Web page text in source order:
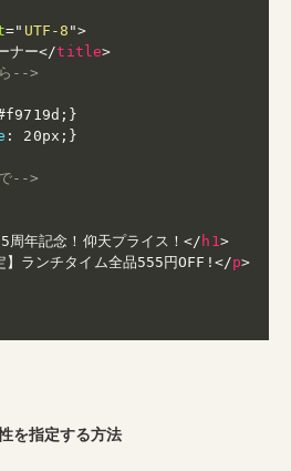
=" UTF-8 ">
ナー</title>
-->
; }
: 20px ; }
-->
周年記念！仰天プライス！</ h1>
】ランチタイム全品555円OFF! </p>
を指定する方法